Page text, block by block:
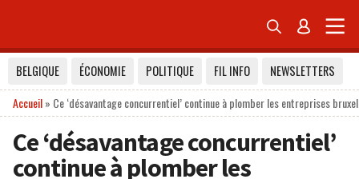
 
BELGIQUE ÉCONOMIE POLITIQUE FIL INFO
NEWSLETTERS
Accueil» Ce ‘désavantage concurrentiel’ continue à plomber les entreprises
Ce ‘désavantage concurrentiel’
continue à plomber les